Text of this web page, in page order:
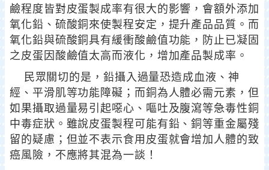
鹼程度皆對皮蛋製成率有很大的影響，會額外添加
氧化鉛、硫酸銅來使製程安定，提升產品品質。而
氧化鉛與硫酸銅具有緩衝酸鹼值功能，防止已凝固
之皮蛋因酸鹼值太高而液化，增加產品製成率。
民眾關切的是，鉛攝入過量恐造成血液、神
經、平滑肌等功能障礙；而銅為人體必需元素，但
如果攝取過量易引起噁心、嘔吐及腹瀉等急毒性銅
中毒症狀。雖說皮蛋製程可能有鉛、銅等重金屬殘
留的疑慮；但並不表示食用皮蛋就會增加人體的致
癌風險，不應將其混為一談！